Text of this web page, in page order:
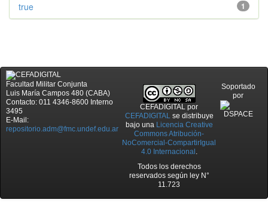
1
true
Facultad Militar Conjunta
Luis María Campos 480 (CABA)
Contacto: 011 4346-8600 Interno
3495
E-Mail:
repositorio.adm@fmc.undef.edu.ar
CEFADIGITAL por
CEFADIGITALse distribuye
bajo una Licencia Creative
Commons Atribución-
NoComercial-CompartirIgual
4.0 Internacional .
Todos los derechos
reservados según ley N°
11.723
Soportado
por